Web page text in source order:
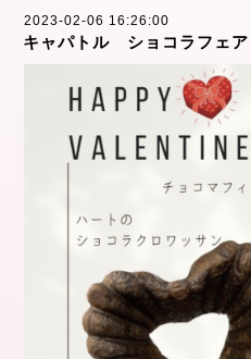
2023-02-06 16:26:00
キャパトル ショコラフェア